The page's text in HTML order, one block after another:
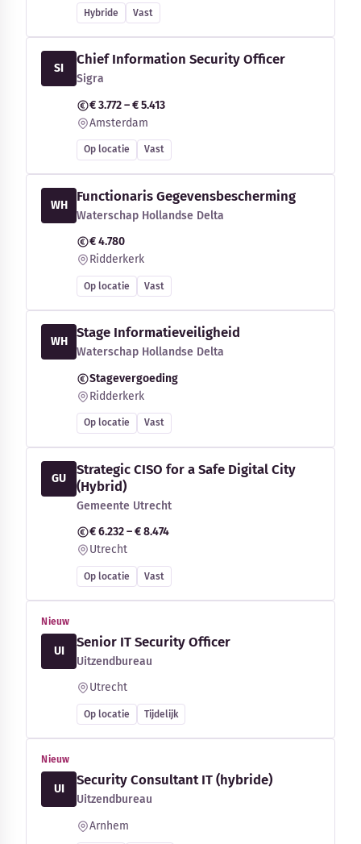
Hybride Vast
SI
Chief Information Security Officer
Sigra
€ 3.772 – € 5.413
Amsterdam
Op locatie Vast
WH
Functionaris Gegevensbescherming
Waterschap Hollandse Delta
€ 4.780
Ridderkerk
Op locatie Vast
WH
Stage Informatieveiligheid
Waterschap Hollandse Delta
Stagevergoeding
Ridderkerk
Op locatie Vast
GU
Strategic CISO for a Safe Digital City
(Hybrid)
Gemeente Utrecht
€ 6.232 – € 8.474
Utrecht
Op locatie Vast
Nieuw
UI
Senior IT Security Officer
Uitzendbureau
Utrecht
Op locatie Tijdelijk
Nieuw
UI
Security Consultant IT (hybride)
Uitzendbureau
Arnhem